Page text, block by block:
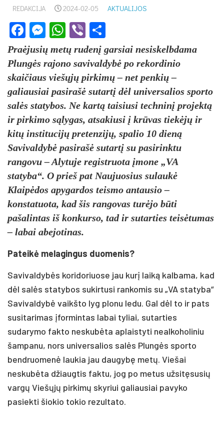
REDAKCIJA 2024-02-05 AKTUALIJOS
Facebook
Messenger
WhatsApp
Viber
Praėjusių metų rudenį garsiai nesiskelbdama
Plungės rajono savivaldybė po rekordinio
skaičiaus viešųjų pirkimų – net penkių –
galiausiai pasirašė sutartį dėl universalios sporto
salės statybos. Ne kartą taisiusi techninį projektą
ir pirkimo sąlygas, atsakiusi į krūvas tiekėjų ir
kitų institucijų pretenzijų, spalio 10 dieną
Savivaldybė pasirašė sutartį su pasirinktu
rangovu – Alytuje registruota įmone „VA
statyba“. O prieš pat Naujuosius sulaukė
Klaipėdos apygardos teismo antausio –
konstatuota, kad šis rangovas turėjo būti
pašalintas iš konkurso, tad ir sutarties teisėtumas
– labai abejotinas.
Pateikė melagingus duomenis?
Savivaldybės koridoriuose jau kurį laiką kalbama, kad
dėl salės statybos sukirtusi rankomis su „VA statyba“
Savivaldybė vaikšto lyg plonu ledu. Gal dėl to ir pats
susitarimas įformintas labai tyliai, sutarties
sudarymo fakto neskubėta aplaistyti nealkoholiniu
šampanu, nors universalios salės Plungės sporto
bendruomenė laukia jau daugybę metų. Viešai
neskubėta džiaugtis faktu, jog po metus užsitęsusių
vargų Viešųjų pirkimų skyriui galiausiai pavyko
pasiekti šiokio tokio rezultato.